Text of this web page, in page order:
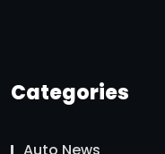
Categories
Auto News